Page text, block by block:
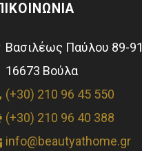
Βασιλέως Παύλου 89-91
16673 Βούλα
(+30) 210 96 45 550
(+30) 210 96 40 388
info@beautyathome.gr